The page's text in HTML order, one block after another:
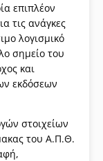
επιπλέον
τις ανάγκες
λογισμικό
σημείο του
και
εκδόσεων
στοιχείων
του Α.Π.Θ.